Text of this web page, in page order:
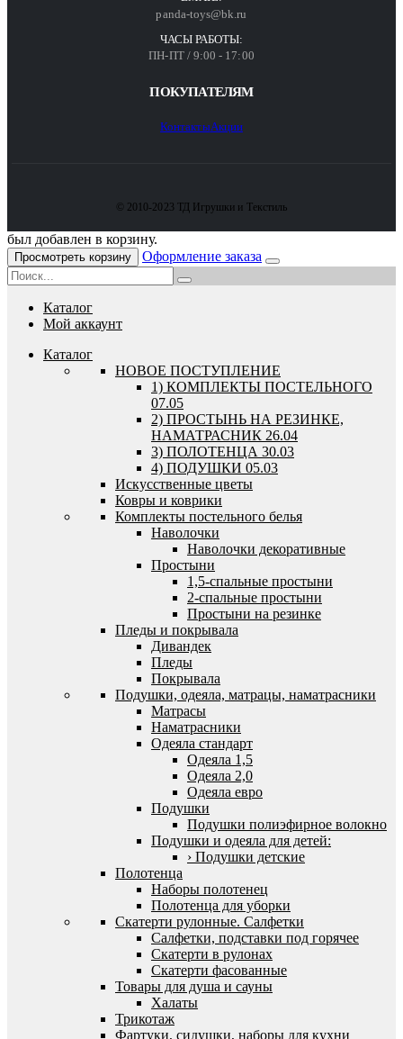
panda-toys@bk.ru
ЧАСЫ РАБОТЫ:
ПН-ПТ / 9:00 - 17:00
ПОКУПАТЕЛЯМ
КонтактыАкции
© 2010-2023 ТД Игрушки и Текстиль
был добавлен в корзину.
Просмотреть корзину Оформление заказа
Каталог
Мой аккаунт
Каталог
HОВОЕ ПОСТУПЛЕНИЕ
1) КОМПЛЕКТЫ ПОСТЕЛЬНОГО
07.05
2) ПРОСТЫНЬ НА РЕЗИНКЕ,
НАМАТРАСНИК 26.04
3) ПОЛОТЕНЦА 30.03
4) ПОДУШКИ 05.03
Искусственные цветы
Ковры и коврики
Комплекты постельного белья
Наволочки
Наволочки декоративные
Простыни
1,5-спальные простыни
2-спальные простыни
Простыни на резинке
Пледы и покрывала
Дивандек
Пледы
Покрывала
Подушки, одеяла, матрацы, наматрасники
Матрасы
Наматрасники
Одеяла стандарт
Одеяла 1,5
Одеяла 2,0
Одеяла евро
Подушки
Подушки полиэфирное волокно
Подушки и одеяла для детей:
› Подушки детские
Полотенца
Наборы полотенец
Полотенца для уборки
Скатерти рулонные. Салфетки
Салфетки, подставки под горячее
Скатерти в рулонах
Скатерти фасованные
Товары для душа и сауны
Халаты
Трикотаж
Фартуки, сидушки, наборы для кухни